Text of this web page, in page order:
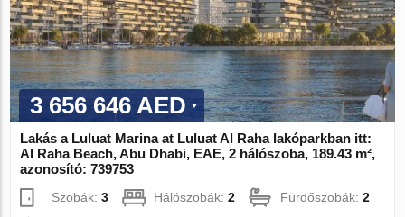
3 656 646 AED
Lakás a Luluat Marina at Luluat Al Raha lakóparkban itt:
Al Raha Beach, Abu Dhabi, EAE, 2 hálószoba, 189.43 m²,
azonosító: 739753
Szobák:3 Hálószobák:2 Fürdőszobák:2